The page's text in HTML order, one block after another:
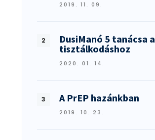
2019. 11. 09.
DusiManó 5 tanácsa a
tisztálkodáshoz
2020. 01. 14.
A PrEP hazánkban
2019. 10. 23.